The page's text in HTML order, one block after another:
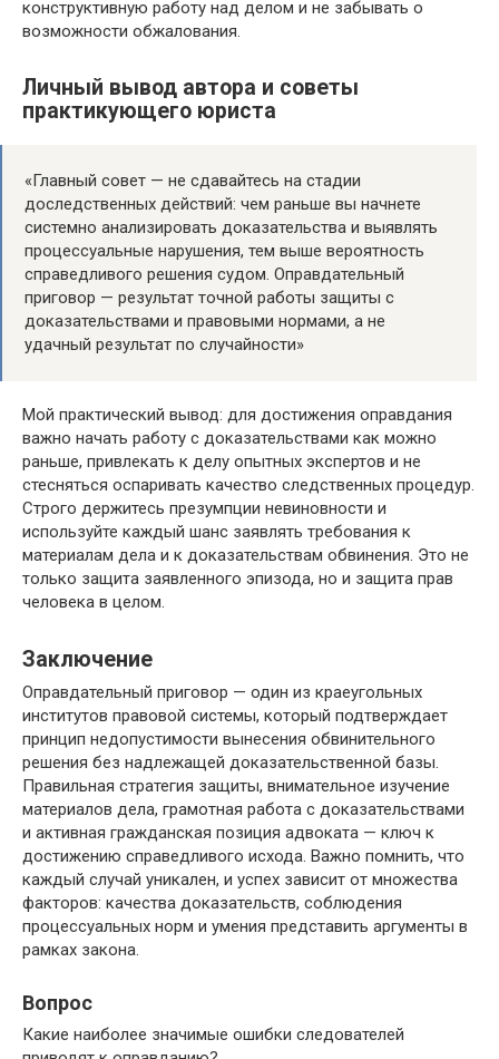
конструктивную работу над делом и не забывать о
возможности обжалования.
Личный вывод автора и советы
практикующего юриста
«Главный совет — не сдавайтесь на стадии
доследственных действий: чем раньше вы начнете
системно анализировать доказательства и выявлять
процессуальные нарушения, тем выше вероятность
справедливого решения судом. Оправдательный
приговор — результат точной работы защиты с
доказательствами и правовыми нормами, а не
удачный результат по случайности»
Мой практический вывод: для достижения оправдания
важно начать работу с доказательствами как можно
раньше, привлекать к делу опытных экспертов и не
стесняться оспаривать качество следственных процедур.
Строго держитесь презумпции невиновности и
используйте каждый шанс заявлять требования к
материалам дела и к доказательствам обвинения. Это не
только защита заявленного эпизода, но и защита прав
человека в целом.
Заключение
Оправдательный приговор — один из краеугольных
институтов правовой системы, который подтверждает
принцип недопустимости вынесения обвинительного
решения без надлежащей доказательственной базы.
Правильная стратегия защиты, внимательное изучение
материалов дела, грамотная работа с доказательствами
и активная гражданская позиция адвоката — ключ к
достижению справедливого исхода. Важно помнить, что
каждый случай уникален, и успех зависит от множества
факторов: качества доказательств, соблюдения
процессуальных норм и умения представить аргументы в
рамках закона.
Вопрос
Какие наиболее значимые ошибки следователей